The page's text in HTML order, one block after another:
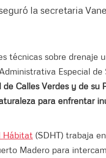
la secretaria
técnicas sobre drenaje
Especial de
Calles Verdes y de su
para enfrentar
Hábitat (SDHT) trabaja
Madero para